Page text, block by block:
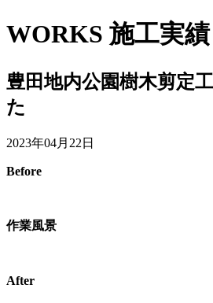
WORKS 施工実績
豊田地内公園樹木剪定
た
2023年04月22日
Before
作業風景
After